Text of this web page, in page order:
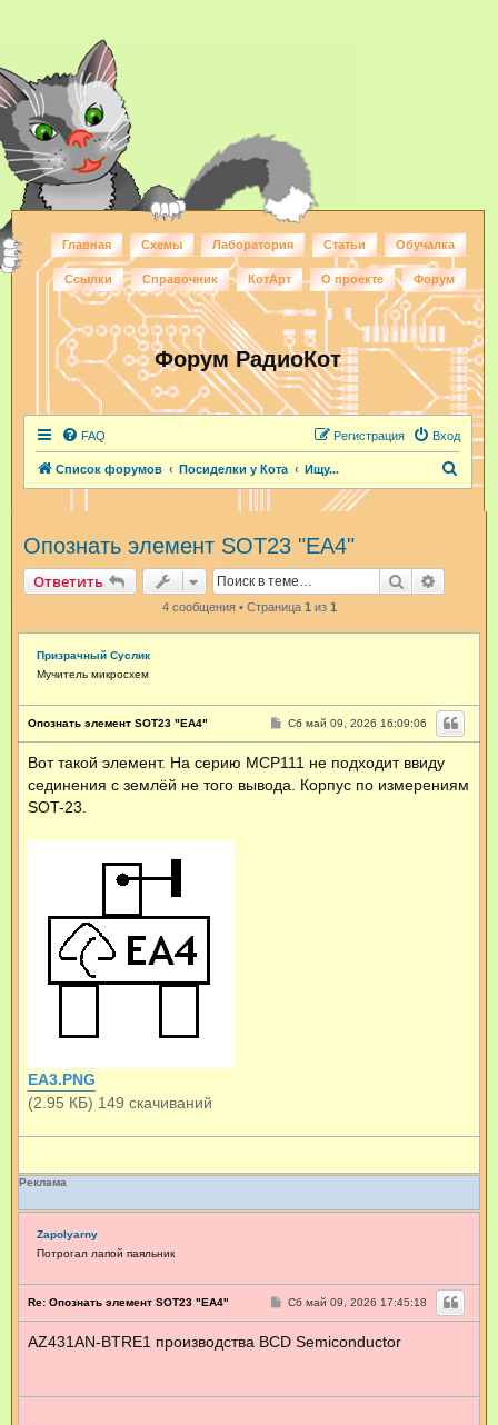
Главная Схемы Лаборатория Статьи Обучалка
Ссылки Справочник КотАрт О проекте Форум
Форум РадиоКот
FAQ Вход
Регистрация
Список форумов Посиделки у Кота Ищу...
Опознать элемент SOT23 "EA4"
Ответить Поиск
4 сообщения • Страница 1 из 1
Призрачный Суслик
Мучитель микросхем
Опознать элемент SOT23 "EA4"
С
б
е
Сб май 09, 2026 16:09:06
Вот такой элемент. На серию MCP111 не подходит ввиду
сединения с землёй не того вывода. Корпус по измерениям
SOT-23.
EA3.PNG
(2.95 КБ) 149 скачиваний
Реклама
Zapolyarny
Потрогал лапой паяльник
Re: Опознать элемент SOT23 "EA4"
С
б
и
Сб май 09, 2026 17:45:18
AZ431AN-BTRE1 производства BCD Semiconductor